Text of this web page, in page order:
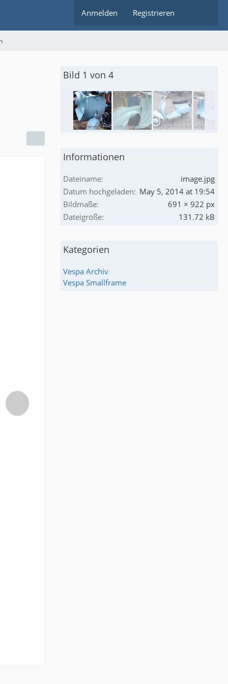
Anmelden Registrieren
Bild 1 von 4
Informationen
Dateiname
image.jpg
Datum hochgeladen
May 5, 2014 at 19:54
Bildmaße
691 × 922 px
Dateigröße
131.72 kB
Kategorien
Vespa Archiv
Vespa Smallframe